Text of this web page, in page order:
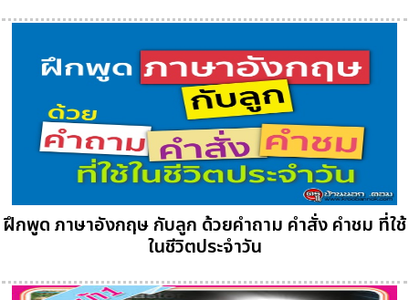
ฝึกพูด ภาษาอังกฤษ กับลูก ด้วยคำถาม คำสั่ง คำชม ที่ใช้
ในชีวิตประจำวัน